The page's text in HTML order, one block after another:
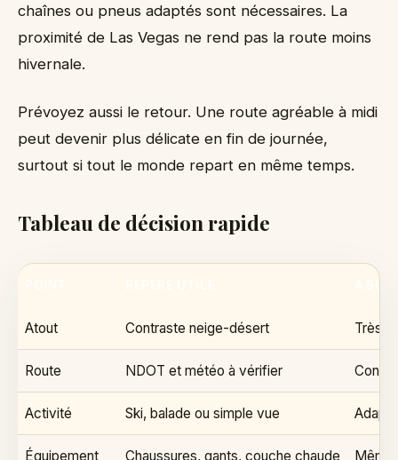
chaînes ou pneus adaptés sont nécessaires. La
proximité de Las Vegas ne rend pas la route moins
hivernale.
Prévoyez aussi le retour. Une route agréable à midi
peut devenir plus délicate en fin de journée,
surtout si tout le monde repart en même temps.
Tableau de décision rapide
Atout Contraste neige-désert Très
Route NDOT et météo à vérifier
Activité Ski, balade ou simple vue
Équipement Chaussures, gants, couche chaude